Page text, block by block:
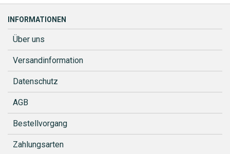
INFORMATIONEN
Über uns
Versandinformation
Datenschutz
AGB
Bestellvorgang
Zahlungsarten